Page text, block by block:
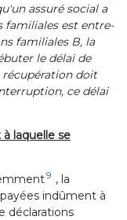
assuré social a
familiales est entre-
familiales B, la
le délai de
récupération doit
ce délai
laquelle se
9 , la
indûment à
déclarations